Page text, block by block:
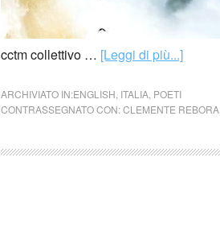
cctm collettivo … [Leggi di più...]
ARCHIVIATO IN:ENGLISH ITALIA POETI
CONTRASSEGNATO CON:CLEMENTE REBORA